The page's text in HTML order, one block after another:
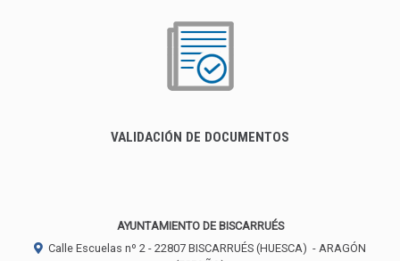
VALIDACIÓN DE DOCUMENTOS
AYUNTAMIENTO DE BISCARRUÉS
Calle Escuelas nº 2 - 22807 BISCARRUÉS (HUESCA) - ARAGÓN